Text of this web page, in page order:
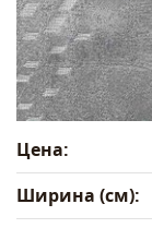
Цена:
Ширина (см):